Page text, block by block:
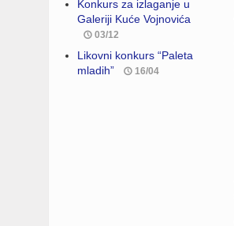
Konkurs za izlaganje u
Galeriji Kuće Vojnovića
03/12
Likovni konkurs “Paleta
mladih”
16/04